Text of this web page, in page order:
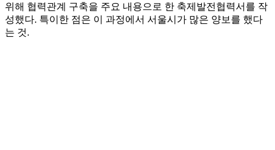
위해 협력관계 구축을 주요 내용으로 한 축제발전협력서를 작
성했다. 특이한 점은 이 과정에서 서울시가 많은 양보를 했다
는 것.